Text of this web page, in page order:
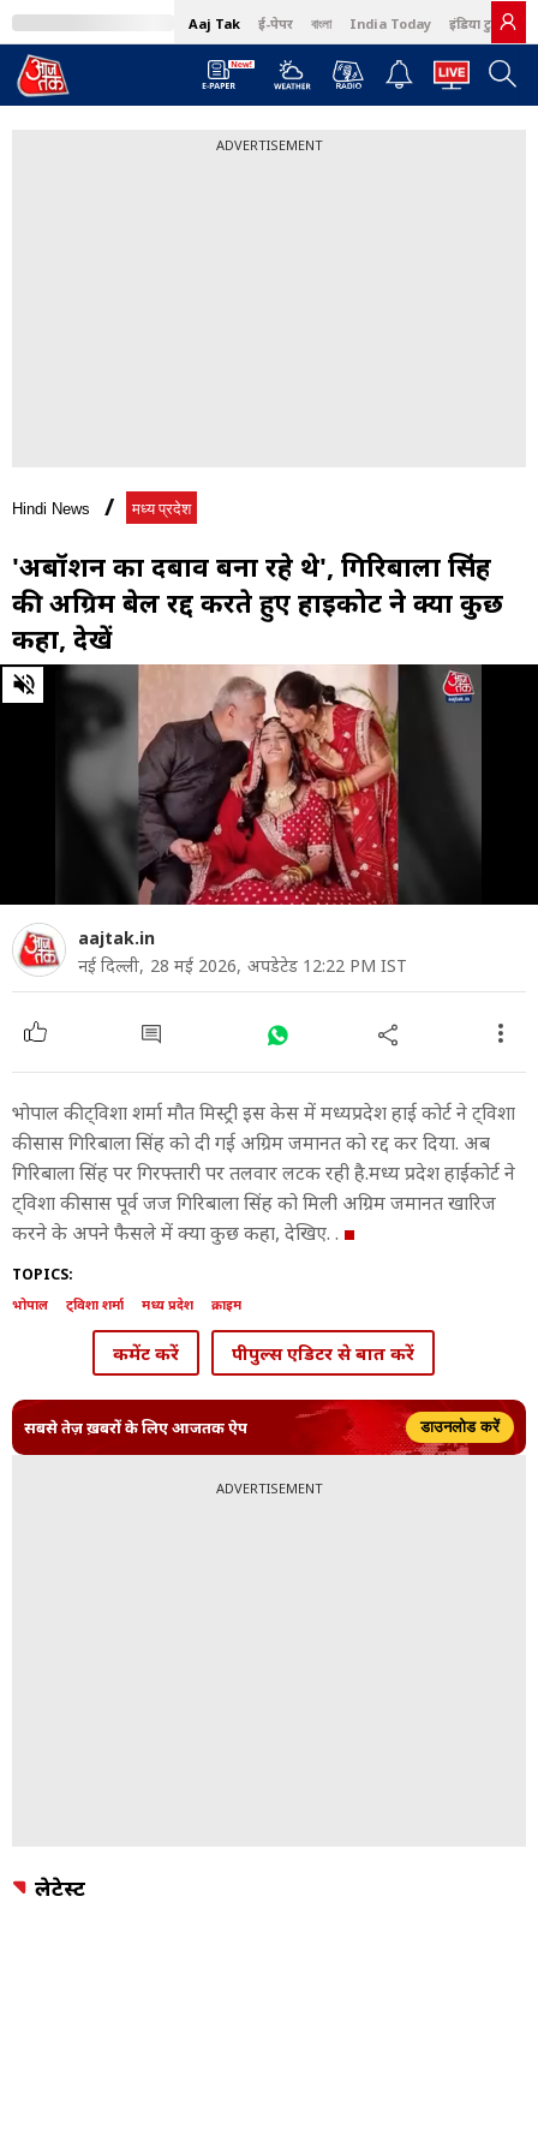
Aaj Tak ई-पेपर বাংলা India Today इंडिया टुडे हिंदी
ADVERTISEMENT
Hindi News मध्य प्रदेश
'अबॉर्शन का दबाव बना रहे थे', गिरिबाला स‍िंह
की अग्रिम बेल रद्द करते हुए हाईकोर्ट ने क्या कुछ
कहा, देखें
0
of
aajtak.in
नई द‍िल्ली, 28 मई 2026, अपडेटेड 12:22 PM IST
भोपाल की ट्विशा शर्मा मौत मिस्ट्री इस केस में मध्यप्रदेश हाई कोर्ट ने ट्विशा
की सास गिरिबाला सिंह को दी गई अग्रिम जमानत को रद्द कर दिया. अब
गिरिबाला सिंह पर गिरफ्तारी पर तलवार लटक रही है.मध्य प्रदेश हाईकोर्ट ने
ट्विशा की सास पूर्व जज गिरिबाला सिंह को मिली अग्रिम जमानत खारिज
करने के अपने फैसले में क्या कुछ कहा, देख‍िए. .
TOPICS:
भोपाल ट्विशा शर्मा मध्य प्रदेश क्राइम
कमेंट करें पीपुल्स एडिटर से बात करें
सबसे तेज़ ख़बरों के लिए आजतक ऐप डाउनलोड करें
ADVERTISEMENT
लेटेस्ट